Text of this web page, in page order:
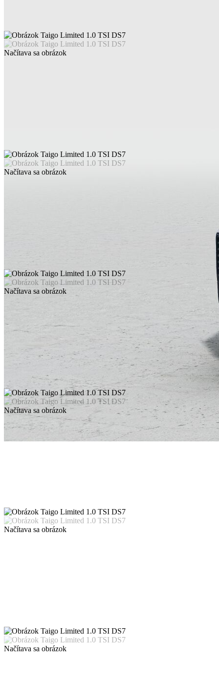
Načítava sa obrázok
Načítava sa obrázok
Načítava sa obrázok
Načítava sa obrázok
Načítava sa obrázok
Načítava sa obrázok